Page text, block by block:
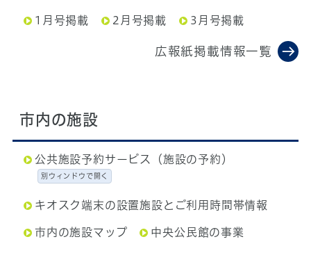
1月号掲載 2月号掲載 3月号掲載
広報紙掲載情報一覧
市内の施設
公共施設予約サービス（施設の予約）
別ウィンドウで開く
キオスク端末の設置施設とご利用時間帯情報
市内の施設マップ 中央公民館の事業